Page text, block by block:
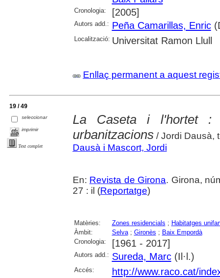
Cronologia: [2005]
Autors add.: Peña Camarillas, Enric
Localització: Universitat Ramon Llull
Enllaç permanent a aquest
19 / 49
seleccionar
imprimir
Text complet
La Caseta i l'hortet :
urbanitzacions/ Jordi Dausà,
Dausà i Mascort, Jordi
En: Revista de Girona. Girona,
27 : il (Reportatge)
Matèries: Zones residencials ; Habitatges
Àmbit:
Selva; Gironès ; Baix Empordà
Cronologia:
[1961 - 2017]
Autors add.: Sureda, Marc(Il·l.)
Accés: http://www.raco.cat/